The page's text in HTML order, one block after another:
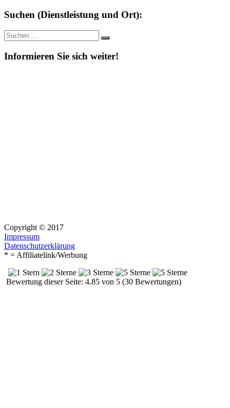
Suchen (Dienstleistung und Ort):
Suche
nach:
Suchen
Informieren Sie sich weiter!
Copyright © 2017
Impressum
Datenschutzerklärung
* = Affiliatelink/Werbung
Bewertung dieser Seite: 4.85 von 5 (30 Bewertungen)